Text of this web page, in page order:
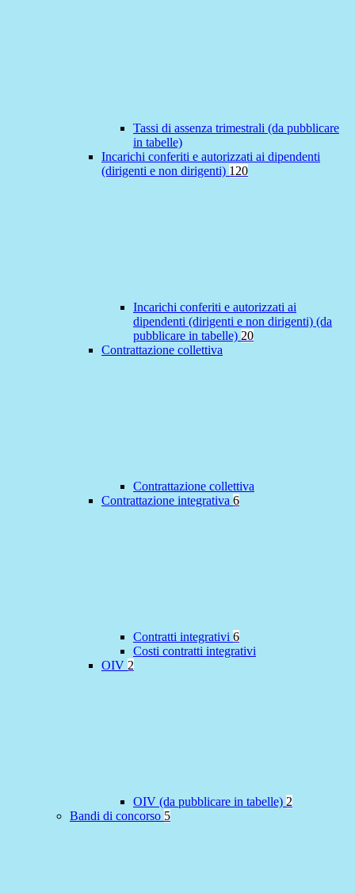
Tassi di assenza trimestrali (da pubblicare
in tabelle)
Incarichi conferiti e autorizzati ai dipendenti
(dirigenti e non dirigenti) 120
Incarichi conferiti e autorizzati ai
dipendenti (dirigenti e non dirigenti) (da
pubblicare in tabelle) 20
Contrattazione collettiva
Contrattazione collettiva
Contrattazione integrativa 6
Contratti integrativi 6
Costi contratti integrativi
OIV 2
OIV (da pubblicare in tabelle) 2
Bandi di concorso 5